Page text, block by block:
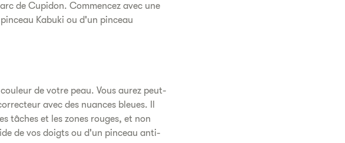
de Cupidon. Commencez avec une
Kabuki ou d'un pinceau
de votre peau. Vous aurez peut-
avec des nuances bleues. Il
tâches et les zones rouges, et non
de vos doigts ou d'un pinceau anti-